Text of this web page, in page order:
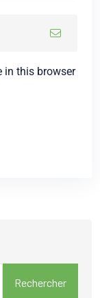
in this browser
Rechercher